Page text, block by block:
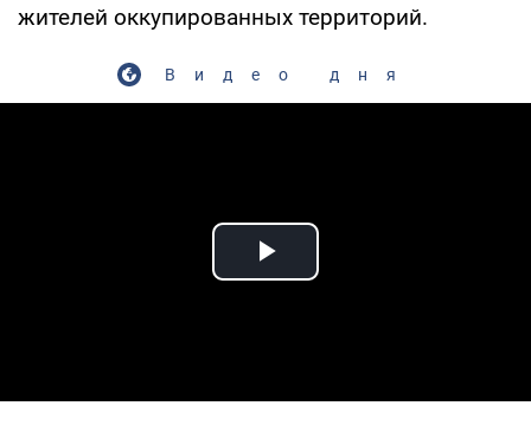
жителей оккупированных территорий.
Видео дня
Play Video